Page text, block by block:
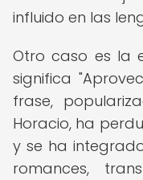
influido en las
Otro caso es la
significa
frase,
Horacio, ha
y se ha
romances,